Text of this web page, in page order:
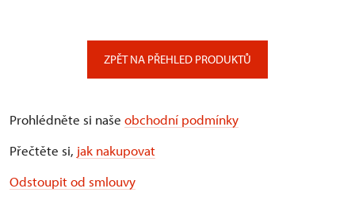
ZPĚT NA PŘEHLED PRODUKTŮ
Prohlédněte si naše obchodní podmínky
Přečtěte si, jak nakupovat
Odstoupit od smlouvy